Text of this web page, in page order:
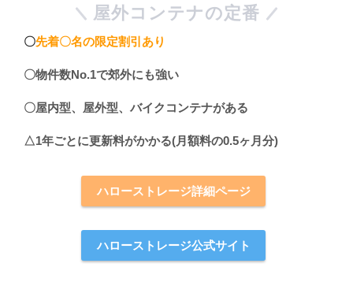
屋外コンテナの定番
〇先着〇名の限定割引あり
〇物件数No.1で郊外にも強い
〇屋内型、屋外型、バイクコンテナがある
△1年ごとに更新料がかかる(月額料の0.5ヶ月分)
ハローストレージ詳細ページ
ハローストレージ公式サイト